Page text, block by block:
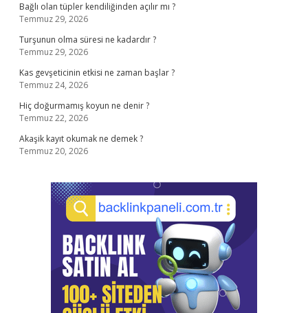
Bağlı olan tüpler kendiliğinden açılır mı ?
Temmuz 29, 2026
Turşunun olma süresi ne kadardır ?
Temmuz 29, 2026
Kas gevşeticinin etkisi ne zaman başlar ?
Temmuz 24, 2026
Hiç doğurmamış koyun ne denir ?
Temmuz 22, 2026
Akaşik kayıt okumak ne demek ?
Temmuz 20, 2026